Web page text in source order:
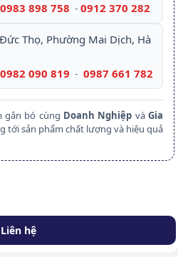
0983 898 758 - 0912 370 282
Đức Thọ, Phường Mai Dịch, Hà
0982 090 819 - 0987 661 782
gắn bó cùng Doanh Nghiệp vàGia
tới sản phẩm chất lượng và hiệu quả
Liên hệ